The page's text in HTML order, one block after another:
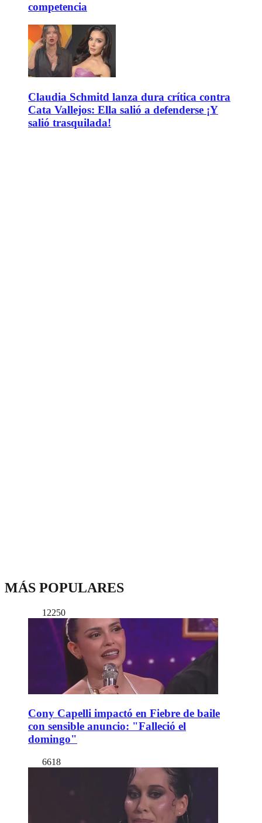
competencia
Claudia Schmitd lanza dura crítica contra
Cata Vallejos: Ella salió a defenderse ¡Y
salió trasquilada!
MÁS POPULARES
12250
Cony Capelli impactó en Fiebre de baile
con sensible anuncio: "Falleció el
domingo"
6618